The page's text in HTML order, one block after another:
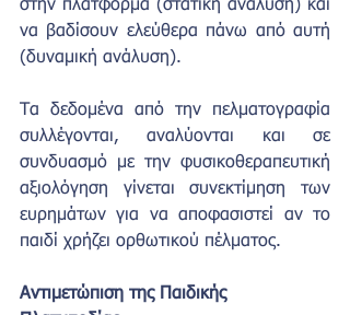
στην πλατφόρμα (στατική ανάλυση) και
να βαδίσουν ελεύθερα πάνω από αυτή
(δυναμική ανάλυση).
Τα δεδομένα από την πελματογραφία
συλλέγονται, αναλύονται και σε
συνδυασμό με την φυσικοθεραπευτική
αξιολόγηση γίνεται συνεκτίμηση των
ευρημάτων για να αποφασιστεί αν το
παιδί χρήζει ορθωτικού πέλματος.
Αντιμετώπιση της Παιδικής